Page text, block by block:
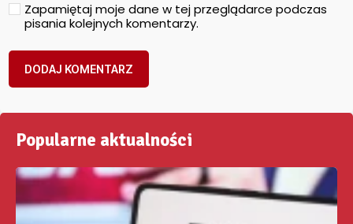
Zapamiętaj moje dane w tej przeglądarce podczas
pisania kolejnych komentarzy.
Popularne aktualności